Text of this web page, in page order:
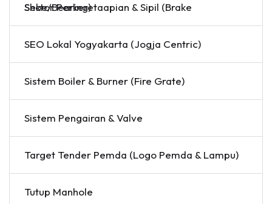
Sektor Perkeretaapian & Sipil (Brake Shoe/Bearing)
SEO Lokal Yogyakarta (Jogja Centric)
Sistem Boiler & Burner (Fire Grate)
Sistem Pengairan & Valve
Target Tender Pemda (Logo Pemda & Lampu)
Tutup Manhole